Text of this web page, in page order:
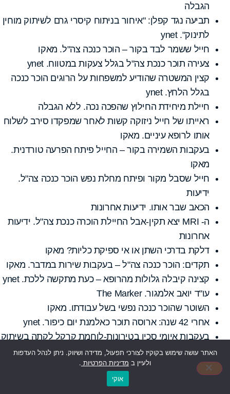
הגבלה
תביעה נגד קפלן: "איחור בניתוח קיסרי גרם לשיתוק מוחין
לתינוק". ynet
חייל ששמר לבד בקור – הוכר כנכה צה"ל. מאקו
צעירה תוכר כנכת צה"ל בגלל צעקות במטווח. ynet
קצין המשטרה שהודיע למשפחות על הרוגים הוכר כנכה
בגלל הלחץ. ynet
חיילת מיחידת החילוץ שהפכה נכה. ללא הגבלה
ראייתו של חייל ניזוקה קשות לאחר שמפקדו סירב לשלוח
אותו לרופא עיניים. מאקו
בעקבות השמירה בקור – החייל פיתח הפרעה טורדנית.
מאקו
חייל שסבל מקור ופיתח מחלת נפש הוכר כנכה צה"ל.
ידיעות
הכאב שבר אותו. ידיעות אחרונות
ה- MRI יצא תקין-אבל החיילת הוכרה כנכת צה"ל. ידיעות
אחרונות
דלקת בדרכי השתן או אי ספיקת כליות? מאקו
תקדים: הוכר כנכה צה"ל – בעקבות שירות במדבר. מאקו
קצינה קיבלה גלולות מהרופא – כעת מתקשה ללכת. ynet
עו"ד יואב אלמגור. The Marker
השוטר שהוכר כנכה נפשי בשל עבודתו. מאקו
אחרי 42 שנה: ארוסה תוכר כאלמנת יום כיפור. ynet
בעקבות איומי סכין בטירונות-לוחמת קרקל לקתה בשיתוק
ותוכר כנכת צה"ל. מאקו
שוטר שהשתתף בהתנתקות: בשל הלחץ הנפשי לקיתי
בפסוריאזיס. חדשות העמק
האתר עושה שימוש בקוקיז לצורכי תפעול, מדידה ושיווק. ניתן לנהל העדפות
ולעיין ב מדיניות הפרטיות .
אוקי